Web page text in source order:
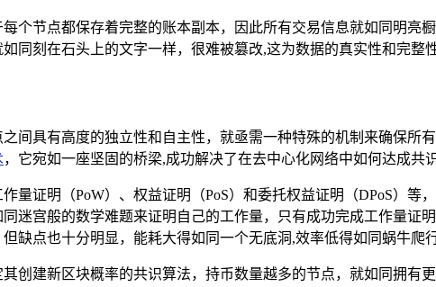
个节点都保存着完整的账本副本，因此所有交易信息就如同明亮
同刻在石头上的文字一样，很难被篡改,这为数据的真实性和完整
间具有高度的独立性和自主性，就亟需一种特殊的机制来确保所
，它宛如一座坚固的桥梁,成功解决了在去中心化网络中如何达成共
量证明（PoW）、权益证明（PoS）和委托权益证明（DPoS）
迷宫般的数学难题来证明自己的工作量，只有成功完成工作量证
缺点也十分明显，能耗大得如同一个无底洞,效率低得如同蜗牛爬行
创建新区块概率的共识算法，持币数量越多的节点，就如同拥有